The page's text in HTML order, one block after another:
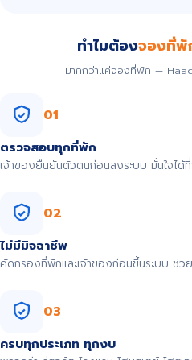
ทำไมต้องจองที่พั
มากกว่าแค่จองที่พัก —
01
ตรวจสอบทุกที่พัก
เจ้าของยืนยันตัวตนก่อนลงระบบ มั่นใจได้
02
ไม่มีมิจฉาชีพ
คัดกรองที่พักและเจ้าของก่อนขึ้นระบบ ช่ว
03
ครบทุกประเภท ทุกงบ